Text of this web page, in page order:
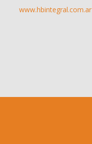
www.hbintegral.com.ar